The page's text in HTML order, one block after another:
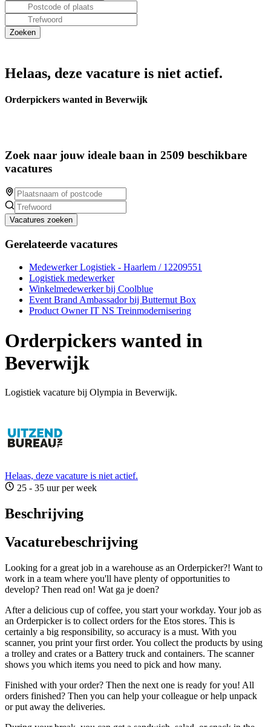
Helaas, deze vacature is niet actief.
Orderpickers wanted in Beverwijk
Zoek naar jouw ideale baan in 2509 beschikbare
vacatures
Vacatures zoeken
Gerelateerde vacatures
Medewerker Logistiek - Haarlem / 12209551
Logistiek medewerker
Winkelmedewerker bij Coolblue
Event Brand Ambassador bij Butternut Box
Product Owner IT NS Treinmodernisering
Orderpickers wanted in
Beverwijk
Logistiek vacature bij Olympia in Beverwijk.
Helaas, deze vacature is niet actief.
25 - 35 uur per week
Beschrijving
Vacaturebeschrijving
Looking for a great job in a warehouse as an Orderpicker?! Want to
work in a team where you'll have plenty of opportunities to
develop? Then read on! Wat ga je doen?
After a delicious cup of coffee, you start your workday. Your job as
an Orderpicker is to collect orders for the Etos stores. This is
certainly a big responsibility, so accuracy is a must. With you
scanner, you print your first order. You collect the products by using
a trolley and crates or a Battery truck and containers. The scanner
shows you which items you need to pick and how many.
Finished with your order? Then the next one is ready for you! All
orders finished? Then you can help your colleague or help unpack
or put away the deliveries.